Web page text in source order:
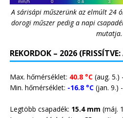
A sárisápi műszerünk az elmúlt 24
dorogi műszer pedig a napi
mutatja.
REKORDOK – 2026
Max. hőmérséklet: 40.8 °C (aug. 5.)
Min. hőmérséklet: -16.8 °C (jan. 9.)
Legtöbb csapadék: 15.4 mm (máj.